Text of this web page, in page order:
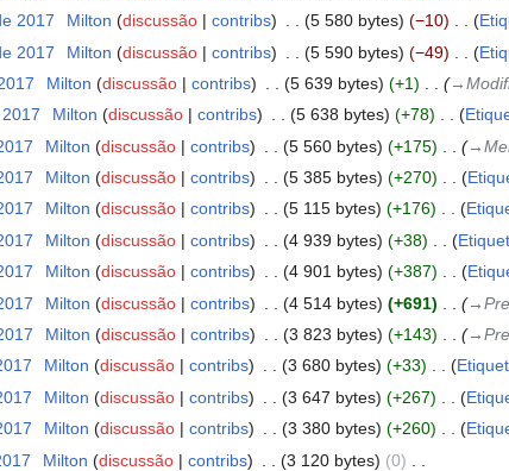
2017 Milton discussão contribs 5 580 bytes −10
2017 Milton discussão contribs 5 590 bytes −49
Milton discussão contribs 5 639 bytes +1
Milton discussão contribs 5 638 bytes +78
Milton discussão contribs 5 560 bytes +175
Milton discussão contribs 5 385 bytes +270
Milton discussão contribs 5 115 bytes +176
Milton discussão contribs 4 939 bytes +38
Milton discussão contribs 4 901 bytes +387
Milton discussão contribs 4 514 bytes +691
Milton discussão contribs 3 823 bytes +143
Milton discussão contribs 3 680 bytes +33
Milton discussão contribs 3 647 bytes +267
Milton discussão contribs 3 380 bytes +260
Milton discussão contribs 3 120 bytes 0